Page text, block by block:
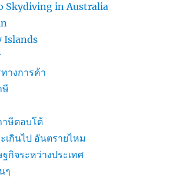
Skydiving in Australia
Islands
างการค้า
ษี
าษีตอบโต้
เกินไป อันตรายไหม
กิจระหว่างประเทศ
ๆ